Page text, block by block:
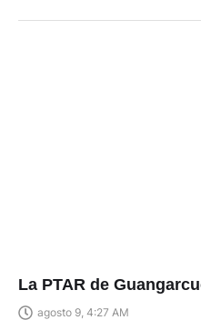
La PTAR de
agosto 9, 4:27 AM